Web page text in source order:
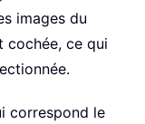
images du
cochée, ce qui
correspond le